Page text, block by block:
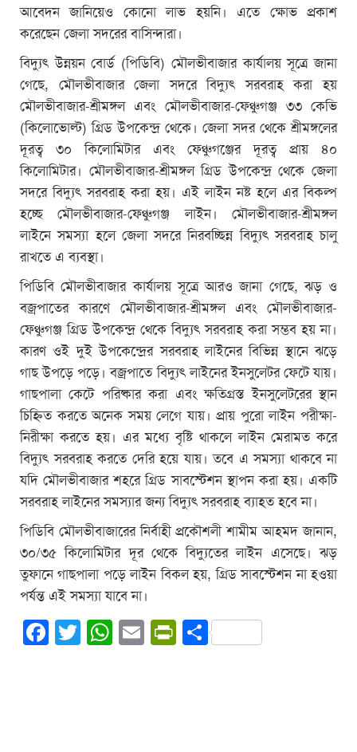
আবেদন জানিয়েও কোনো লাভ হয়নি। এতে ক্ষোভ প্রকাশ
করেছেন জেলা সদরের বাসিন্দারা।
বিদ্যুৎ উন্নয়ন বোর্ড (পিডিবি) মৌলভীবাজার কার্যালয় সূত্রে জানা
গেছে, মৌলভীবাজার জেলা সদরে বিদ্যুৎ সরবরাহ করা হয়
মৌলভীবাজার-শ্রীমঙ্গল এবং মৌলভীবাজার-ফেঞ্চুগঞ্জ ৩৩ কেভি
(কিলোভোল্ট) গ্রিড উপকেন্দ্র থেকে। জেলা সদর থেকে শ্রীমঙ্গলের
দূরত্ব ৩০ কিলোমিটার এবং ফেঞ্চুগঞ্জের দূরত্ব প্রায় ৪০
কিলোমিটার। মৌলভীবাজার-শ্রীমঙ্গল গ্রিড উপকেন্দ্র থেকে জেলা
সদরে বিদ্যুৎ সরবরাহ করা হয়। এই লাইন নষ্ট হলে এর বিকল্প
হচ্ছে মৌলভীবাজার-ফেঞ্চুগঞ্জ লাইন। মৌলভীবাজার-শ্রীমঙ্গল
লাইনে সমস্যা হলে জেলা সদরে নিরবচ্ছিন্ন বিদ্যুৎ সরবরাহ চালু
রাখতে এ ব্যবস্থা।
পিডিবি মৌলভীবাজার কার্যালয় সূত্রে আরও জানা গেছে, ঝড় ও
বজ্রপাতের কারণে মৌলভীবাজার-শ্রীমঙ্গল এবং মৌলভীবাজার-
ফেঞ্চুগঞ্জ গ্রিড উপকেন্দ্র থেকে বিদ্যুৎ সরবরাহ করা সম্ভব হয় না।
কারণ ওই দুই উপকেন্দ্রের সরবরাহ লাইনের বিভিন্ন স্থানে ঝড়ে
গাছ উপড়ে পড়ে। বজ্রপাতে বিদ্যুৎ লাইনের ইনসুলেটর ফেটে যায়।
গাছপালা কেটে পরিষ্কার করা এবং ক্ষতিগ্রস্ত ইনসুলেটরের স্থান
চিহ্নিত করতে অনেক সময় লেগে যায়। প্রায় পুরো লাইন পরীক্ষা-
নিরীক্ষা করতে হয়। এর মধ্যে বৃষ্টি থাকলে লাইন মেরামত করে
বিদ্যুৎ সরবরাহ করতে দেরি হয়ে যায়। তবে এ সমস্যা থাকবে না
যদি মৌলভীবাজার শহরে গ্রিড সাবস্টেশন স্থাপন করা হয়। একটি
সরবরাহ লাইনের সমস্যার জন্য বিদ্যুৎ সরবরাহ ব্যাহত হবে না।
পিডিবি মৌলভীবাজারের নির্বাহী প্রকৌশলী শামীম আহমদ জানান,
৩০/৩৫ কিলোমিটার দূর থেকে বিদ্যুতের লাইন এসেছে। ঝড়
তুফানে গাছপালা পড়ে লাইন বিকল হয়, গ্রিড সাবস্টেশন না হওয়া
পর্যন্ত এই সমস্যা যাবে না।
Facebook
Twitter
WhatsApp
EmailPrintFriendly
Share